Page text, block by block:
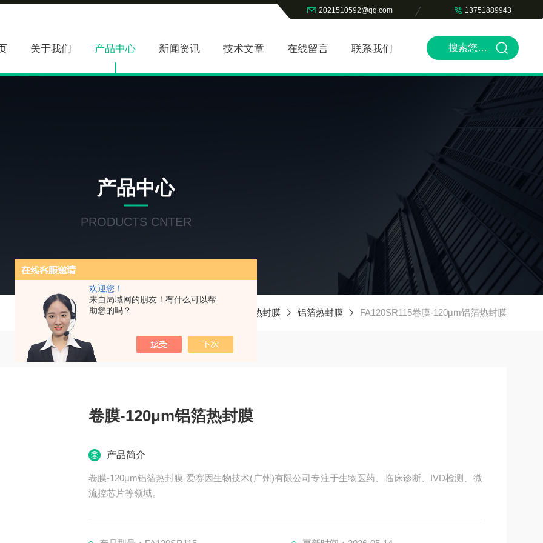
欢迎您！
来自局域网的朋友！有什么可以帮
助您的吗？
2021510592@qq.com 13751889943
关于我们 产品中心 新闻资讯 技术文章 在线留言 联系我们
产品中心
PRODUCTS CNTER
当前位置： 热封膜 铝箔热封膜 FA120SR115卷膜-120μm铝箔热封膜
卷膜-120μm铝箔热封膜
产品简介
卷膜-120μm铝箔热封膜 爱赛因生物技术(广州)有限公司专注于生物医药、临床诊断、IVD检测、微
流控芯片等领域。